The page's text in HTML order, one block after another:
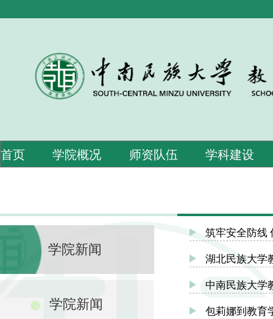
首页 学院概况 师资队伍 学科建设
学院新闻
学院新闻
筑牢安全防线
湖北民族大学
中南民族大学
包莉娜到教育